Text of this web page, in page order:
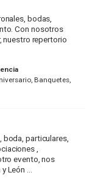
bodas,
Con nosotros
nuestro repertorio
Banquetes,
particulares,
,
evento, nos
...